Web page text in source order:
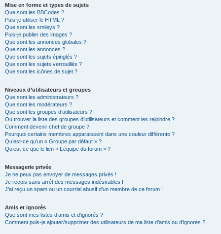
Mise en forme et types de sujets
Que sont les BBCodes ?
Puis-je utiliser le HTML ?
Que sont les smileys ?
Puis-je publier des images ?
Que sont les annonces globales ?
Que sont les annonces ?
Que sont les sujets épinglés ?
Que sont les sujets verrouillés ?
Que sont les icônes de sujet ?
Niveaux d’utilisateurs et groupes
Que sont les administrateurs ?
Que sont les modérateurs ?
Que sont les groupes d’utilisateurs ?
Où trouver la liste des groupes d’utilisateurs et comment les rejoindre ?
Comment devenir chef de groupe ?
Pourquoi certains membres apparaissent dans une couleur différente ?
Qu’est-ce qu’un « Groupe par défaut » ?
Qu’est-ce que le lien « L’équipe du forum » ?
Messagerie privée
Je ne peux pas envoyer de messages privés !
Je reçois sans arrêt des messages indésirables !
J’ai reçu un spam ou un courriel abusif d’un membre de ce forum !
Amis et ignorés
Que sont mes listes d’amis et d’ignorés ?
Comment puis-je ajouter/supprimer des utilisateurs de ma liste d’amis ou d’ignorés ?